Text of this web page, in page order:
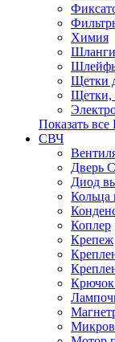
Химия
Щетки
Щетки,
Показать
СВЧ
Дверь
Диод
Кольца
Коплер
Крепеж
Крючок